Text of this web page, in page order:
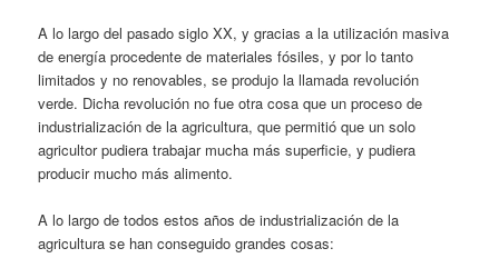
A lo largo del pasado siglo XX, y gracias a la utilización masiva
de energía procedente de materiales fósiles, y por lo tanto
limitados y no renovables, se produjo la llamada revolución
verde. Dicha revolución no fue otra cosa que un proceso de
industrialización de la agricultura, que permitió que un solo
agricultor pudiera trabajar mucha más superficie, y pudiera
producir mucho más alimento.
A lo largo de todos estos años de industrialización de la
agricultura se han conseguido grandes cosas: